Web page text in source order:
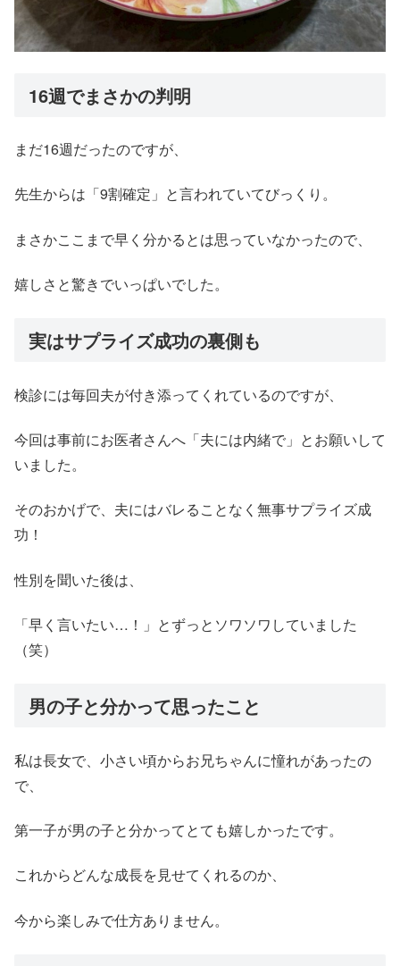
16週でまさかの判明
まだ16週だったのですが、
先生からは「9割確定」と言われていてびっくり。
まさかここまで早く分かるとは思っていなかったので、
嬉しさと驚きでいっぱいでした。
実はサプライズ成功の裏側も
検診には毎回夫が付き添ってくれているのですが、
今回は事前にお医者さんへ「夫には内緒で」とお願いして
いました。
そのおかげで、夫にはバレることなく無事サプライズ成
功！
性別を聞いた後は、
「早く言いたい…！」とずっとソワソワしていました
（笑）
男の子と分かって思ったこと
私は長女で、小さい頃からお兄ちゃんに憧れがあったの
で、
第一子が男の子と分かってとても嬉しかったです。
これからどんな成長を見せてくれるのか、
今から楽しみで仕方ありません。